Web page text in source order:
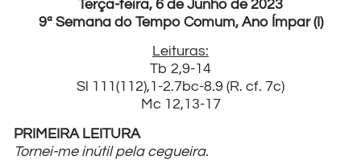
Terça-feira, 6 de Junho de 2023
9ª Semana do Tempo Comum, Ano Ímpar (I)
Leituras:
Tb 2,9-14
Sl 111(112),1-2.7bc-8.9 (R. cf. 7c)
Mc 12,13-17
PRIMEIRA LEITURA
Tornei-me inútil pela cegueira.